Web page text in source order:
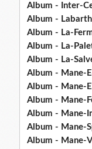
Album - Inter-
Album -
Album - La-
Album - La-
Album - La-
Album - Mane-
Album - Mane-
Album - Mane-
Album - Mane-
Album - Mane-
Album - Mane-